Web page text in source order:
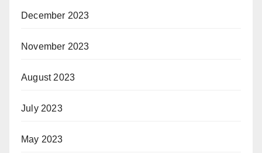
December 2023
November 2023
August 2023
July 2023
May 2023